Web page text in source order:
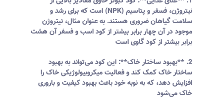
نیتروژن، فسفر و پتاسیم (NPK) است که برای رشد و
سلامت گیاهان ضروری هستند. به عنوان مثال، نیتروژن
موجود در آن چهار برابر بیشتر از کود اسب و فسفر آن هشت
برابر بیشتر از کود گاوی است
2. **بهبود ساختار خاک**: این کود می‌تواند به بهبود
ساختار خاک کمک کند و فعالیت میکروبیولوژیکی خاک را
افزایش دهد، که به نوبه خود باعث بهبود کیفیت و باروری
خاک می‌شود